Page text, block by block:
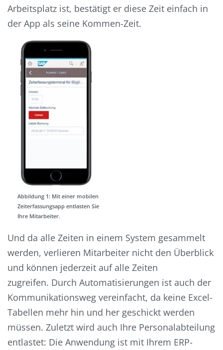
Arbeitsplatz ist, bestätigt er diese Zeit einfach in
der App als seine Kommen-Zeit.
Abbildung 1: Mit einer mobilen
Zeiterfassungsapp entlasten Sie
Ihre Mitarbeiter.
Und da alle Zeiten in einem System gesammelt
werden, verlieren Mitarbeiter nicht den Überblick
und können jederzeit auf alle Zeiten
zugreifen. Durch Automatisierungen ist auch der
Kommunikationsweg vereinfacht, da keine Excel-
Tabellen mehr hin und her geschickt werden
müssen. Zuletzt wird auch Ihre Personalabteilung
entlastet: Die Anwendung ist mit Ihrem ERP-